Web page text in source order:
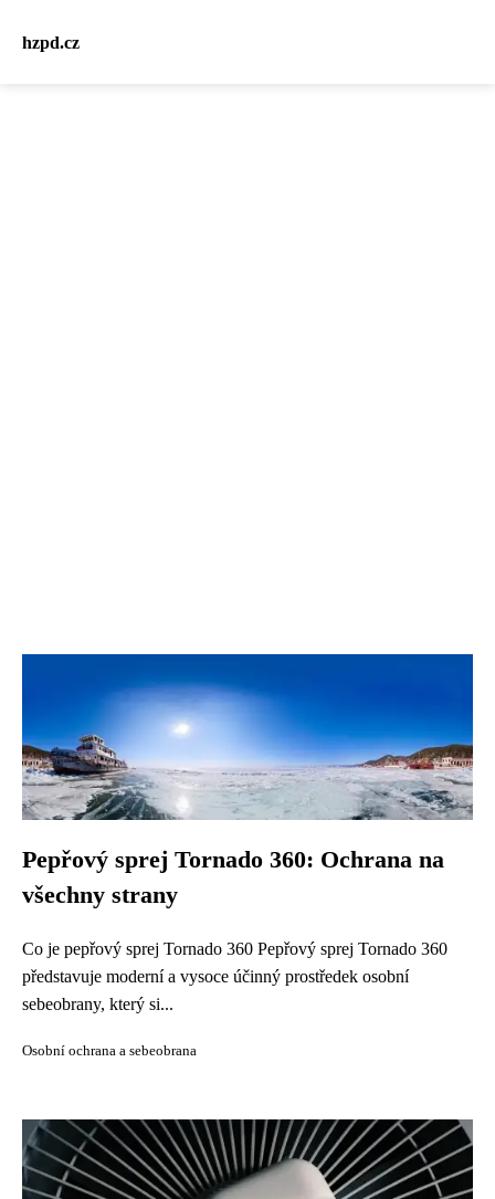
hzpd.cz
Pepřový sprej Tornado 360: Ochrana na
všechny strany
Co je pepřový sprej Tornado 360 Pepřový sprej Tornado 360
představuje moderní a vysoce účinný prostředek osobní
sebeobrany, který si...
Osobní ochrana a sebeobrana